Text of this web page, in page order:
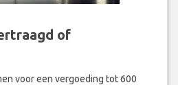
of
voor een vergoeding tot 600